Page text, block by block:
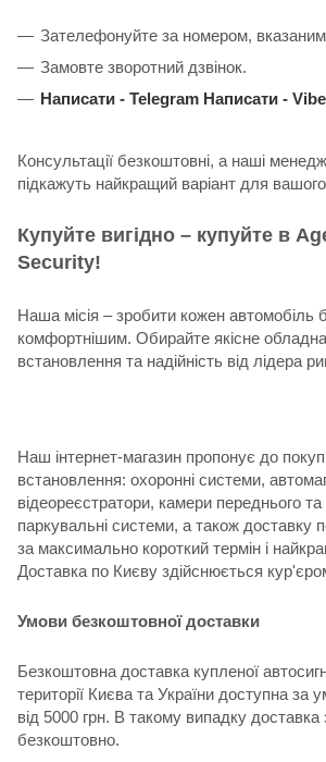
Зателефонуйте за номером, вказаним
Замовте зворотний дзвінок.
Написати - Telegram Написати -
Консультації безкоштовні, а наші
підкажуть найкращий варіант для
Купуйте вигідно – купуйте в
Security!
Наша місія – зробити кожен автомобіль
комфортнішим. Обирайте якісне
встановлення та надійність від лідера
Наш інтернет-магазин пропонує до
встановлення: охоронні системи,
відеореєстратори, камери переднього та
паркувальні системи, а також доставку
за максимально короткий термін і
Доставка по Києву здійснюється
Умови безкоштовної доставки
Безкоштовна доставка купленої
території Києва та України доступна за
від 5000 грн. В такому випадку доставка
безкоштовно.